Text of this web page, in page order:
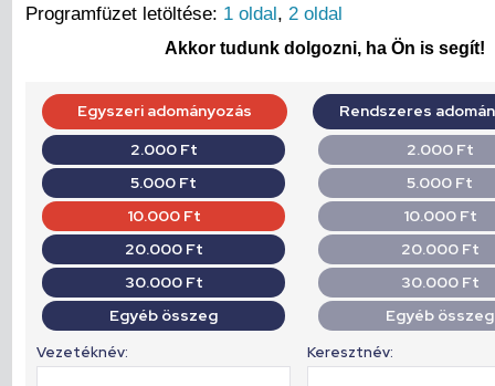
Programfüzet letöltése: 1 oldal, 2 oldal
Akkor tudunk dolgozni, ha Ön is segít!